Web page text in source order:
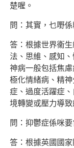
楚喔。
問：其實，乜嘢係
答：根據世界衞
法、思維、感知
神病一般包括焦
極化情緒病、精
症、過度活躍症
境轉變或壓力導
問：抑鬱症係咪
答：根據英國國